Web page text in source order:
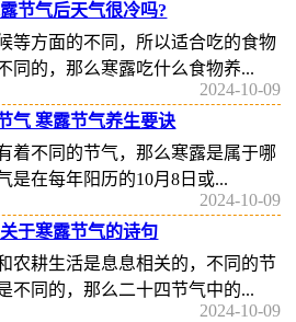
节气后天气很冷吗?
等方面的不同，所以适合吃的食物
同的，那么寒露吃什么食物养...
2024-10-09
气 寒露节气养生要诀
着不同的节气，那么寒露是属于哪
是在每年阳历的10月8日或...
2024-10-09
于寒露节气的诗句
农耕生活是息息相关的，不同的节
不同的，那么二十四节气中的...
2024-10-09